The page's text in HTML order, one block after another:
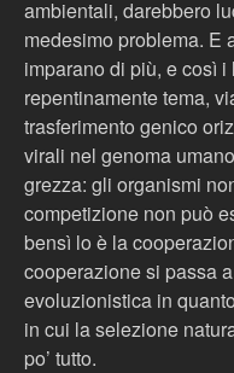
ambientali, darebbero
medesimo problema. E
imparano di più, e così
repentinamente tema,
trasferimento genico
virali nel genoma
grezza: gli organismi
competizione non può
bensì lo è la
cooperazione si passa
evoluzionistica in
in cui la selezione
po’ tutto.